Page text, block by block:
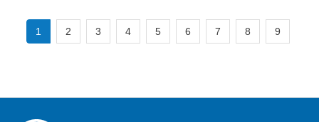
1 2 3 4 5 6 7 8 9